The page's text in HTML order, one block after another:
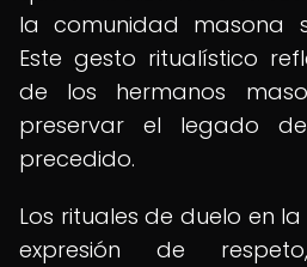
la comunidad masona
Este gesto ritualístico
de los hermanos
preservar el legado
precedido.
Los rituales de duelo en
expresión de